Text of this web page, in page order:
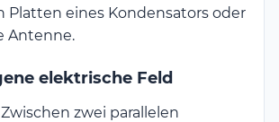
Platten eines Kondensators oder
Antenne.
elektrische Feld
Zwischen zwei parallelen